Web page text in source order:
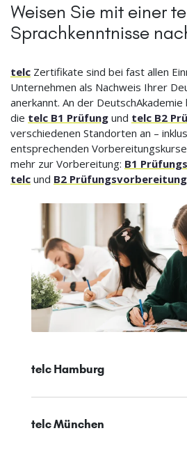
Weisen Sie mit einer
Sprachkenntnisse
telc Zertifikate sind bei fast allen
Unternehmen als Nachweis Ihrer
anerkannt. An der
die telc B1 Prüfung und telc B2
verschiedenen Standorten an –
entsprechenden
mehr zur Vorbereitung: B1
telc und B2
telc Hamburg
telc München